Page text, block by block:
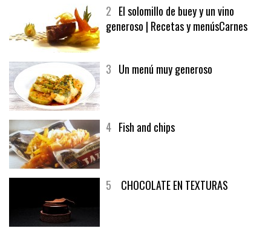
2 El solomillo de buey y un vino
generoso | Recetas y menúsCarnes
3 Un menú muy generoso
4 Fish and chips
5 CHOCOLATE EN TEXTURAS